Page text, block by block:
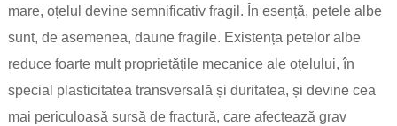
mare, oțelul devine semnificativ fragil. În esență, petele albe
sunt, de asemenea, daune fragile. Existența petelor albe
reduce foarte mult proprietățile mecanice ale oțelului, în
special plasticitatea transversală și duritatea, și devine cea
mai periculoasă sursă de fractură, care afectează grav